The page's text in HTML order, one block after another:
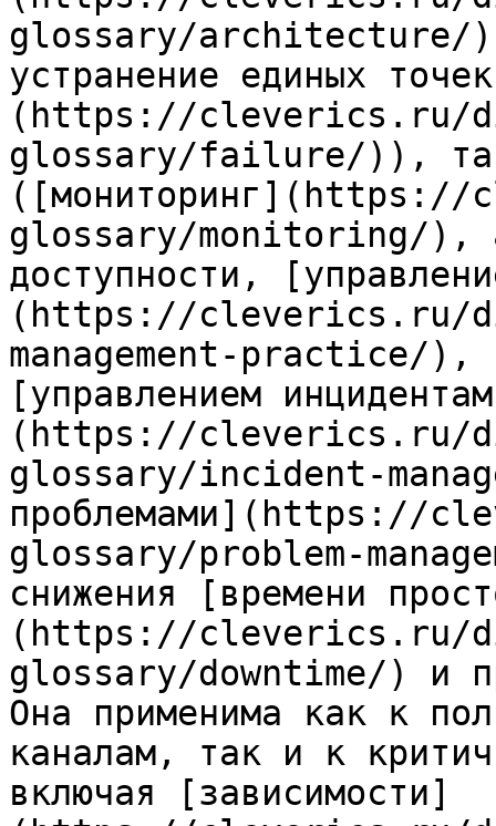
glossary/architecture/),
устранение единых
(https://cleverics.ru/
glossary/failure/)), так
glossary/monitoring/),
доступности,
(https://cleverics.ru/
management-practice/),
[управлением
(https://cleverics.ru/
glossary/incident-
проблемами](https://
glossary/problem-
снижения [времени
(https://cleverics.ru/
glossary/downtime/) и
Она применима как к
каналам, так и к
включая [зависимости]